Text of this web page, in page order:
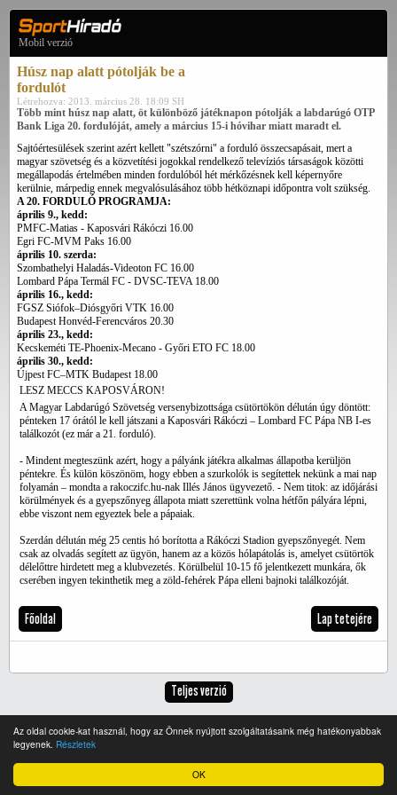
OK
Az oldal cookie-kat használ, hogy az Önnek nyújtott szolgáltatásaink még hatékonyabbak
legyenek. Részletek
Mobil verzió
Húsz nap alatt pótolják be a
fordulót
Létrehozva: 2013. március 28. 18:09 SH
Több mint húsz nap alatt, öt különböző játéknapon pótolják a labdarúgó OTP
Bank Liga 20. fordulóját, amely a március 15-i hóvihar miatt maradt el.
Sajtóértesülések szerint azért kellett "szétszórni" a forduló összecsapásait, mert a
magyar szövetség és a közvetítési jogokkal rendelkező televíziós társaságok közötti
megállapodás értelmében minden fordulóból hét mérkőzésnek kell képernyőre
kerülnie, márpedig ennek megvalósulásához több hétköznapi időpontra volt szükség.
A 20. FORDULÓ PROGRAMJA:
április 9., kedd:
PMFC-Matias - Kaposvári Rákóczi 16.00
Egri FC-MVM Paks 16.00
április 10. szerda:
Szombathelyi Haladás-Videoton FC 16.00
Lombard Pápa Termál FC - DVSC-TEVA 18.00
április 16., kedd:
FGSZ Siófok–Diósgyőri VTK 16.00
Budapest Honvéd-Ferencváros 20.30
április 23., kedd:
Kecskeméti TE-Phoenix-Mecano - Győri ETO FC 18.00
április 30., kedd:
Újpest FC–MTK Budapest 18.00
LESZ MECCS KAPOSVÁRON!
A Magyar Labdarúgó Szövetség versenybizottsága csütörtökön délután úgy döntött:
pénteken 17 órától le kell játszani a Kaposvári Rákóczi – Lombard FC Pápa NB I-es
találkozót (ez már a 21. forduló).
- Mindent megteszünk azért, hogy a pályánk játékra alkalmas állapotba kerüljön
péntekre. És külön köszönöm, hogy ebben a szurkolók is segítettek nekünk a mai nap
folyamán – mondta a rakoczifc.hu-nak Illés János ügyvezető. - Nem titok: az időjárási
körülmények és a gyepszőnyeg állapota miatt szerettünk volna hétfőn pályára lépni,
ebbe viszont nem egyeztek bele a pápaiak.
Szerdán délután még 25 centis hó borította a Rákóczi Stadion gyepszőnyegét. Nem
csak az olvadás segített az ügyön, hanem az a közös hólapátolás is, amelyet csütörtök
délelőttre hirdetett meg a klubvezetés. Körülbelül 10-15 fő jelentkezett munkára, ők
cserében ingyen tekinthetik meg a zöld-fehérek Pápa elleni bajnoki találkozóját.
Főoldal Lap tetejére
Teljes verzió